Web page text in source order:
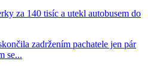
za 140 tisíc a utekl autobusem do
zadržením pachatele jen pár
se...